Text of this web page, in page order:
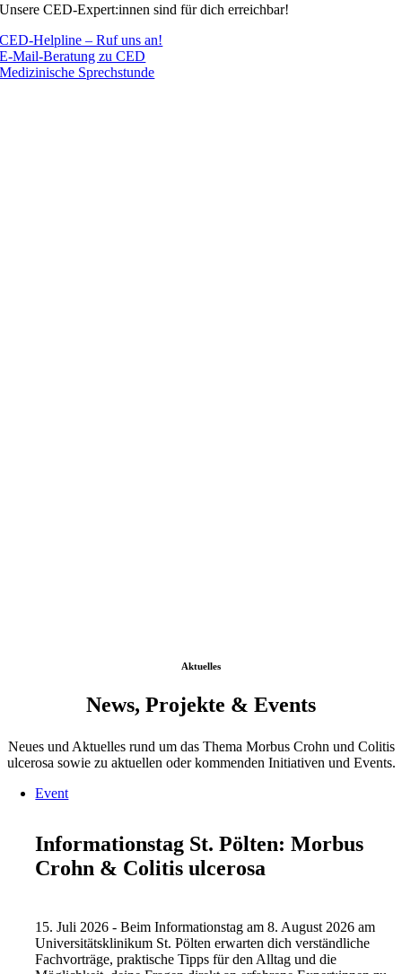
Unsere CED-Expert:innen sind für dich erreichbar!
CED-Helpline – Ruf uns an!
E-Mail-Beratung zu CED
Medizinische Sprechstunde
Aktuelles
News, Projekte & Events
Neues und Aktuelles rund um das Thema Morbus Crohn und Colitis
ulcerosa sowie zu aktuellen oder kommenden Initiativen und Events.
Event
Informationstag St. Pölten: Morbus
Crohn & Colitis ulcerosa
15. Juli 2026 - Beim Informationstag am 8. August 2026 am
Universitätsklinikum St. Pölten erwarten dich verständliche
Fachvorträge, praktische Tipps für den Alltag und die